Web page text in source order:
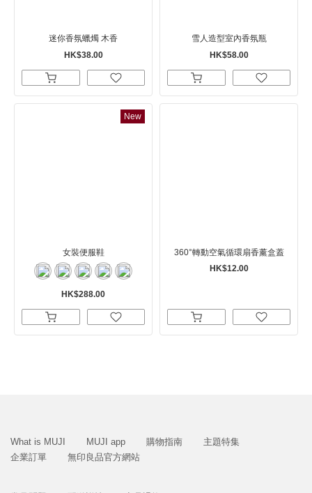
迷你香氛蠟燭 木香
HK$38.00
雪人造型室內香氛瓶
HK$58.00
New
女裝便服鞋
HK$288.00
360°轉動空氣循環扇香薰盒蓋
HK$12.00
What is MUJI MUJI app 購物指南
主題特集
企業訂單
無印良品官方網站